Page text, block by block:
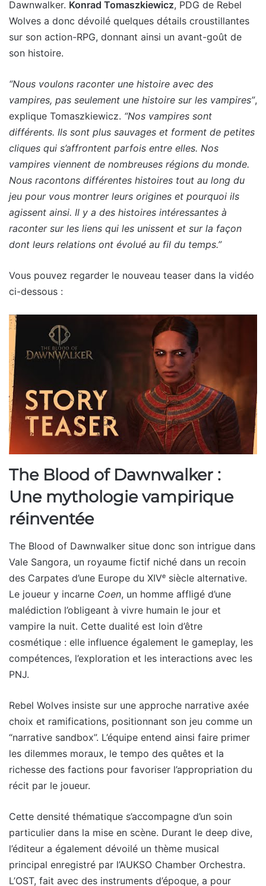
Dawnwalker. Konrad Tomaszkiewicz, PDG de Rebel
Wolves a donc dévoilé quelques détails croustillantes
sur son action-RPG, donnant ainsi un avant-goût de
son histoire.
“Nous voulons raconter une histoire avec des
vampires, pas seulement une histoire sur les vampires”,
explique Tomaszkiewicz. “Nos vampires sont
différents. Ils sont plus sauvages et forment de petites
cliques qui s’affrontent parfois entre elles. Nos
vampires viennent de nombreuses régions du monde.
Nous racontons différentes histoires tout au long du
jeu pour vous montrer leurs origines et pourquoi ils
agissent ainsi. Il y a des histoires intéressantes à
raconter sur les liens qui les unissent et sur la façon
dont leurs relations ont évolué au fil du temps.”
Vous pouvez regarder le nouveau teaser dans la vidéo
ci-dessous :
The Blood of Dawnwalker :
Une mythologie vampirique
réinventée
The Blood of Dawnwalker situe donc son intrigue dans
Vale Sangora, un royaume fictif niché dans un recoin
des Carpates d’une Europe du XIVᵉ siècle alternative.
Le joueur y incarne Coen, un homme affligé d’une
malédiction l’obligeant à vivre humain le jour et
vampire la nuit. Cette dualité est loin d’être
cosmétique : elle influence également le gameplay, les
compétences, l’exploration et les interactions avec les
PNJ.
Rebel Wolves insiste sur une approche narrative axée
choix et ramifications, positionnant son jeu comme un
“narrative sandbox”. L’équipe entend ainsi faire primer
les dilemmes moraux, le tempo des quêtes et la
richesse des factions pour favoriser l’appropriation du
récit par le joueur.
Cette densité thématique s’accompagne d’un soin
particulier dans la mise en scène. Durant le deep dive,
l’éditeur a également dévoilé un thème musical
principal enregistré par l’AUKSO Chamber Orchestra.
L’OST, fait avec des instruments d’époque, a pour